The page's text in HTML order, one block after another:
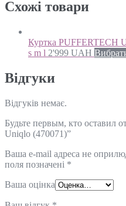
Схожi товари
Куртка PUFFERTECH
s m l 2'999 UAH
Відгуки
Відгуків немає.
Будьте первым, кто оставил
Uniqlo (470071)”
Ваша e-mail адреса не
поля позначені *
Ваша оцінка